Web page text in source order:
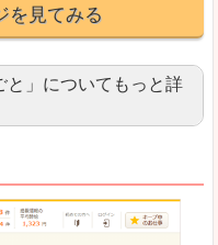
を見てみる
と」についてもっと詳
たい」「キャリアアップ」